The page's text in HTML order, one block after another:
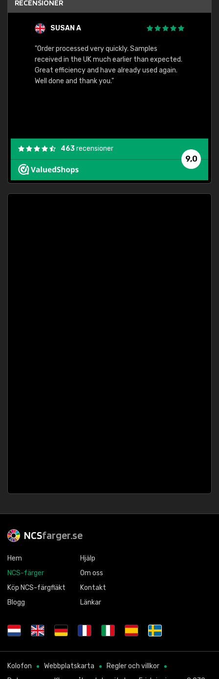
RECENSIONER
SUSAN A
"Order processed very quickly. Samples
received in the UK much earlier than expected.
Great efficiency and have already used again.
Well done and thank you."
9,0
463recensioner
NCSfarger.se
Hem
NCS-färger
Köp NCS-färgfläkt
Blogg
Hjälp
Om oss
Kontakt
Länkar
Kolofon Webbplatskarta
Regler och villkor